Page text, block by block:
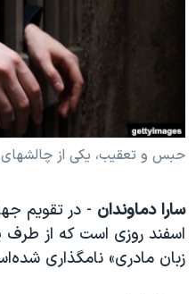
فرهنگ و زندگی
حقوق شهروندی
آرشیو پخش زنده
انتخابات ریاست جمهوری آمریکا ۲۰۲۴
حمله جمهوری اسلامی به
مجموعه مستندهای دادخواهی
تریبونال مردمی آبان ۹۸
زبانهای مختلف
حبس و تعقیب، یکی از چالشهای
سارا دماوندان
اسفند روزی است که از طرف
زبان مادری» نامگذاری